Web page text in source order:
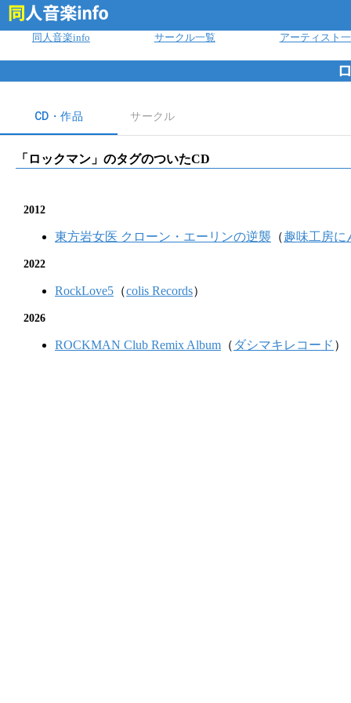
同人音楽info サークル一覧 アーティスト
CD・作品 サークル
「 ロックマン 」のタグのついたCD
2012
東方岩女医 クローン・エーリンの逆襲 （趣味工房に
2022
RockLove5 （colis Records）
2026
ROCKMAN Club Remix Album （ ダシマキレコード ）